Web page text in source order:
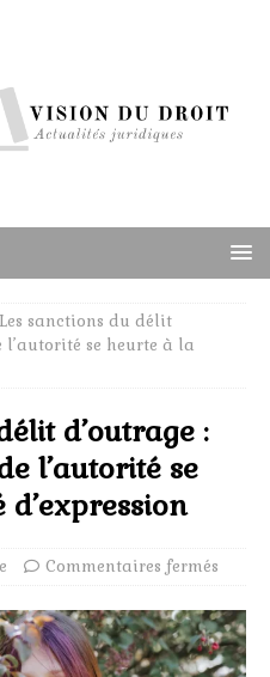
Les sanctions du délit
l’autorité se heurte à la
d’outrage :
l’autorité se
Commentaires fermés